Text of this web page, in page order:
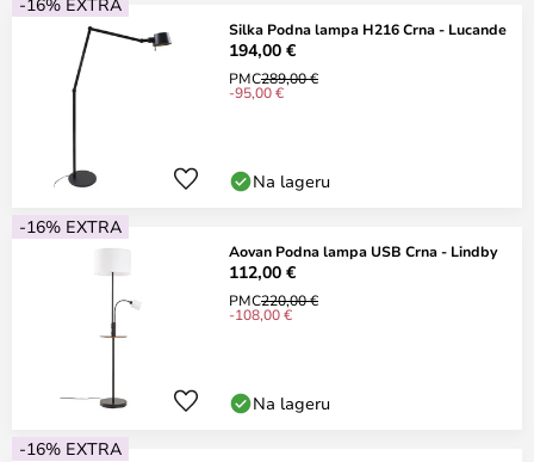
Silka Podna lampa H216 Crna - Lucande
194,00 €
PMC289,00 €
-95,00 €
Na lageru
-16% EXTRA
Aovan Podna lampa USB Crna - Lindby
112,00 €
PMC220,00 €
-108,00 €
Na lageru
-16% EXTRA